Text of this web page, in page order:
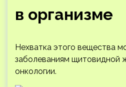
в организме
Нехватка этого вещества
заболеваниям щитовидной
онкологии.